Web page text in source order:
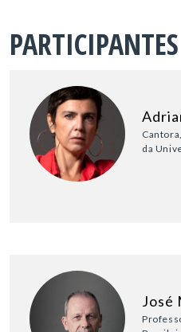
PARTICIPANTES
da
José